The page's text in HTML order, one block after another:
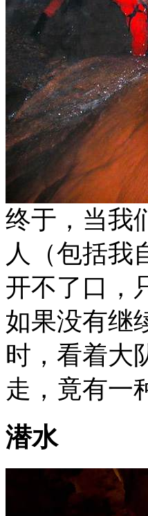
终于，当我
人（包括我
开不了口，
如果没有继
时，看着大
走，竟有一
潜水